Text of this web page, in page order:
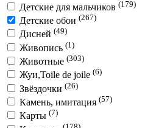
Детские для мальчиков (179)
Детские обои (267)
Дисней (49)
Живопись (1)
Животные (303)
Жуи,Toile de joile (6)
Звёздочки (26)
Камень, имитация (57)
Карты (7)
(178)